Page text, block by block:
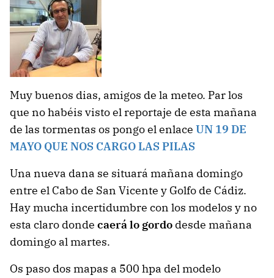
Muy buenos dias, amigos de la meteo. Par los
que no habéis visto el reportaje de esta mañana
de las tormentas os pongo el enlace UN 19 DE
MAYO QUE NOS CARGO LAS PILAS
Una nueva dana se situará mañana domingo
entre el Cabo de San Vicente y Golfo de Cádiz.
Hay mucha incertidumbre con los modelos y no
esta claro donde caerá lo gordo desde mañana
domingo al martes.
Os paso dos mapas a 500 hpa del modelo